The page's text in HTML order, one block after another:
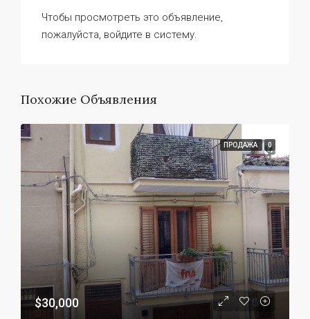
Чтобы просмотреть это объявление,
пожалуйста, войдите в систему.
Похожие Объявления
ПРОДАЖА 0
$30,000